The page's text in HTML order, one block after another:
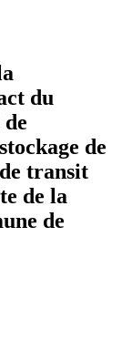
du
de
transit
de la
de